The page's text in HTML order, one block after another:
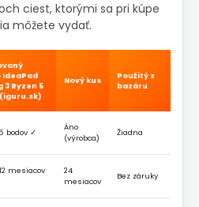
ciest, ktorými sa pri kúpe
môžete vydať.
IdeaPad
3 Ryzen 5
Nový kus
Použitý z
bazáru
bodov ✓
Áno
(výrobca)
Žiadna
mesiacov
24
mesiacov
Bez záruky